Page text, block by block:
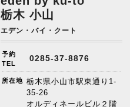
栃木 小山
エデン・バイ・クート
予約
TEL
0285-37-8876
所在地 栃木県小山市駅東通り1-
35-26
オルディネールビル２階